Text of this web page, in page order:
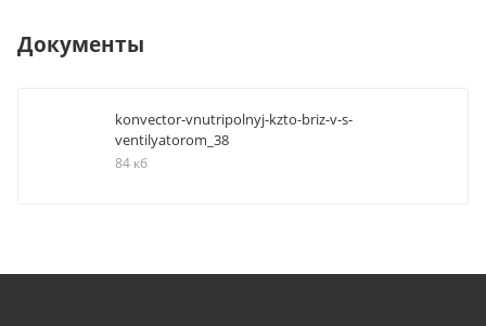
Документы
konvector-vnutripolnyj-kzto-briz-v-s-
ventilyatorom_38
84 кб